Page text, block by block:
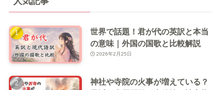
世界で話題！君が代の英訳と本当
の意味｜外国の国歌と比較解説
2026年2月25日
神社や寺院の火事が増えている？